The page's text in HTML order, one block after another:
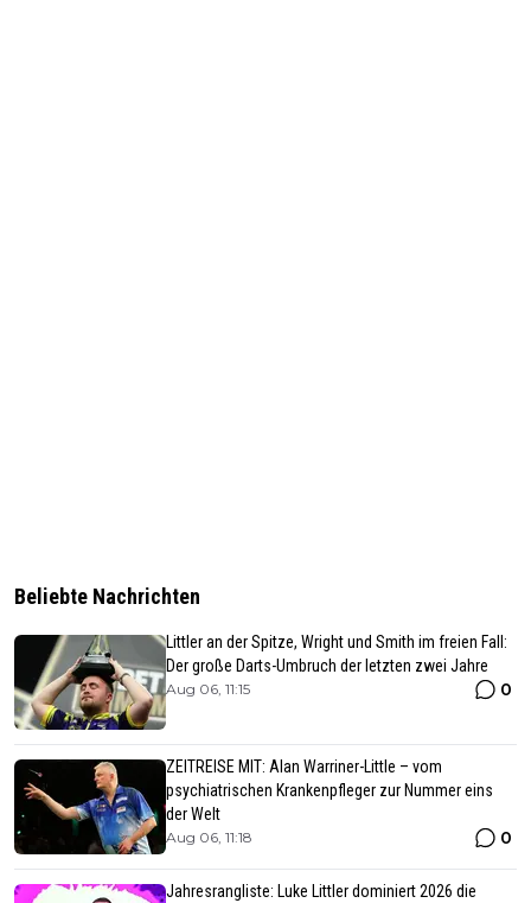
Beliebte Nachrichten
Littler an der Spitze, Wright und Smith im freien Fall:
Der große Darts-Umbruch der letzten zwei Jahre
Aug 06, 11:15 0
ZEITREISE MIT: Alan Warriner-Little – vom
psychiatrischen Krankenpfleger zur Nummer eins
der Welt
Aug 06, 11:18 0
Jahresrangliste: Luke Littler dominiert 2026 die